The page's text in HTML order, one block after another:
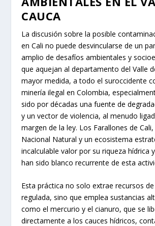
CAUCA
La discusión sobre la posible
en Cali no puede desvincularse de un
amplio de desafíos ambientales y
que aquejan al departamento del Valle
mayor medida, a todo el suroccidente
minería ilegal en Colombia,
sido por décadas una fuente de
y un vector de violencia, al menudo
margen de la ley. Los Farallones de
Nacional Natural y un ecosistema
incalculable valor por su riqueza hídrica
han sido blanco recurrente de esta
Esta práctica no solo extrae recursos
regulada, sino que emplea sustancias
como el mercurio y el cianuro, que se
directamente a los cauces hídricos,